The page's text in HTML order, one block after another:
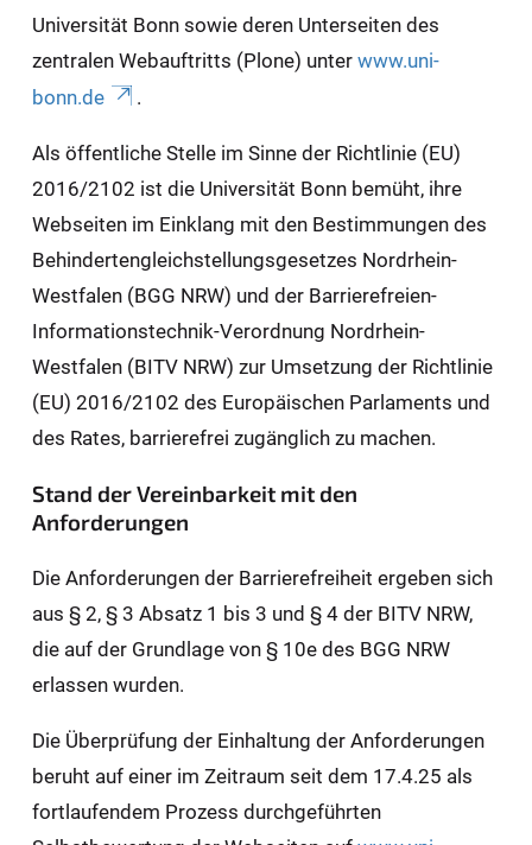
Universität Bonn sowie deren Unterseiten des
zentralen Webauftritts (Plone) unter www.uni-
bonn.de
.
Als öffentliche Stelle im Sinne der Richtlinie (EU)
2016/2102 ist die Universität Bonn bemüht, ihre
Webseiten im Einklang mit den Bestimmungen des
Behindertengleichstellungsgesetzes Nordrhein-
Westfalen (BGG NRW) und der Barrierefreien-
Informationstechnik-Verordnung Nordrhein-
Westfalen (BITV NRW) zur Umsetzung der Richtlinie
(EU) 2016/2102 des Europäischen Parlaments und
des Rates, barrierefrei zugänglich zu machen.
Stand der Vereinbarkeit mit den
Anforderungen
Die Anforderungen der Barrierefreiheit ergeben sich
aus § 2, § 3 Absatz 1 bis 3 und § 4 der BITV NRW,
die auf der Grundlage von § 10e des BGG NRW
erlassen wurden.
Die Überprüfung der Einhaltung der Anforderungen
beruht auf einer im Zeitraum seit dem 17.4.25 als
fortlaufendem Prozess durchgeführten